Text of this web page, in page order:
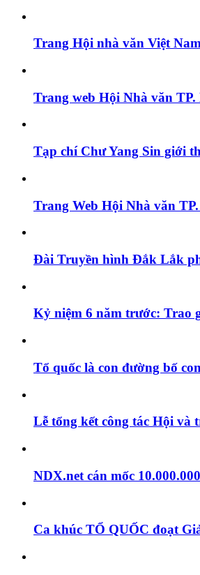
Trang Hội nhà văn Việt
Trang web Hội Nhà văn
Tạp chí Chư Yang Sin giới
Trang Web Hội Nhà văn
Đài Truyền hình Đắk Lắk
Kỷ niệm 6 năm trước: Trao
Tổ quốc là con đường bố
Lễ tổng kết công tác Hội
NDX.net cán mốc
Ca khúc TỔ QUỐC đoạt